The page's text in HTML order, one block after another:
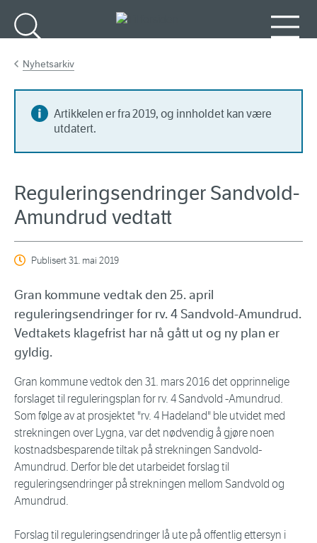
Nyhetsarkiv
Artikkelen er fra 2019, og innholdet kan være
utdatert.
Reguleringsendringer Sandvold-
Amundrud vedtatt
Publisert31. mai 2019
Gran kommune vedtak den 25. april
reguleringsendringer for rv. 4 Sandvold-Amundrud.
Vedtakets klagefrist har nå gått ut og ny plan er
gyldig.
Gran kommune vedtok den 31. mars 2016 det opprinnelige
forslaget til reguleringsplan for rv. 4 Sandvold -Amundrud.
Som følge av at prosjektet "rv. 4 Hadeland" ble utvidet med
strekningen over Lygna, var det nødvendig å gjøre noen
kostnadsbesparende tiltak på strekningen Sandvold-
Amundrud. Derfor ble det utarbeidet forslag til
reguleringsendringer på strekningen mellom Sandvold og
Amundrud.
Forslag til reguleringsendringer lå ute på offentlig ettersyn i